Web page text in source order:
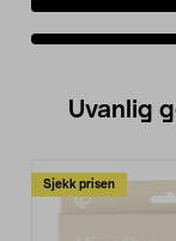
Uvanlig
Sjekk prisen